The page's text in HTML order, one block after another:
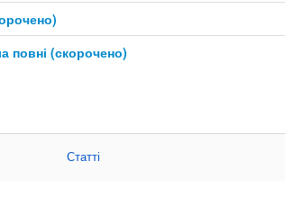
повні (скорочено)
Статті